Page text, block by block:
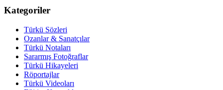
Kategoriler
Türkü Sözleri
Ozanlar & Sanatçılar
Türkü Notaları
Sararmış Fotoğraflar
Türkü Hikayeleri
Röportajlar
Türkü Videoları